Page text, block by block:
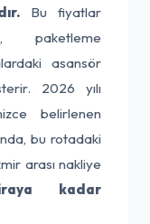
Bu fiyatlar
paketleme
asansör
2026 yılı
belirlenen
bu rotadaki
arası nakliye
kadar